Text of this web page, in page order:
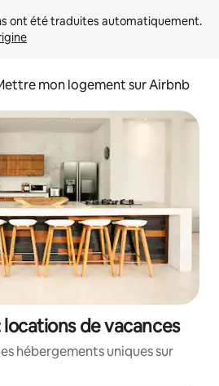
mon logement sur Airbnb
de vacances
hébergements uniques sur